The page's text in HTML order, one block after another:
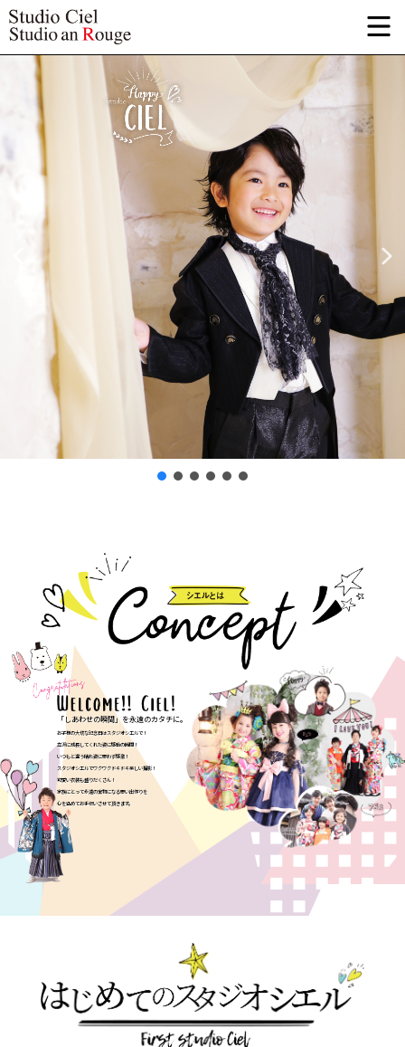
「しあわせの瞬間」を永遠のカタチに。
お子様の大切な記念日はスタジオシエルで！
立派に成長してくれた姿に感動の瞬間！
いつもと違う晴れ姿に思わず感激！
スタジオシエルでワクワクドキドキ楽しい撮影！
可愛い衣装も盛りだくさん！
家族にとって永遠の宝物になる思い出作りを
心を込めてお手伝いさせて頂きます。